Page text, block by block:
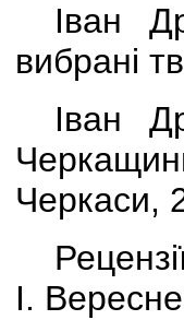
Іван
вибрані
Іван
Черкаси,
І.